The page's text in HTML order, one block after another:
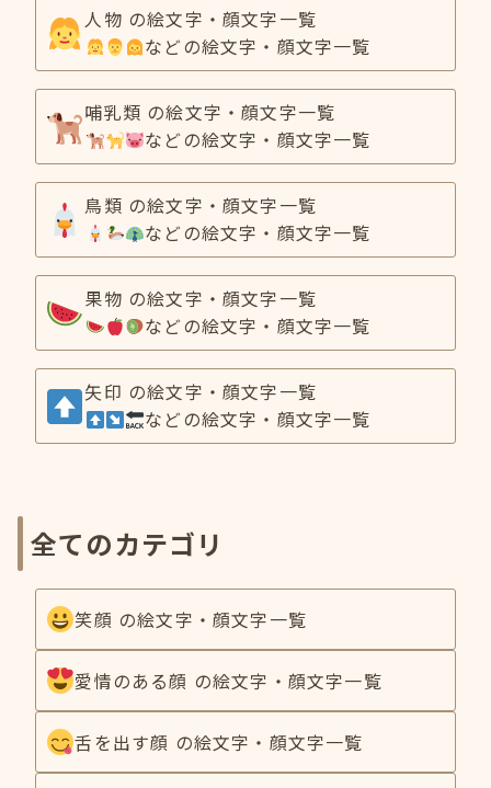
人物 の絵文字・顔文字一覧
などの絵文字・顔文字一覧
哺乳類 の絵文字・顔文字一覧
などの絵文字・顔文字一覧
鳥類 の絵文字・顔文字一覧
などの絵文字・顔文字一覧
果物 の絵文字・顔文字一覧
などの絵文字・顔文字一覧
矢印 の絵文字・顔文字一覧
などの絵文字・顔文字一覧
全てのカテゴリ
笑顔 の絵文字・顔文字一覧
愛情のある顔 の絵文字・顔文字一覧
舌を出す顔 の絵文字・顔文字一覧